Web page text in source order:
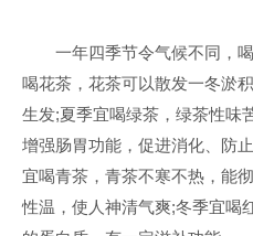
一年四季节令气候不同，喝
喝花茶，花茶可以散发一冬淤
生发;夏季宜喝绿茶，绿茶性味
增强肠胃功能，促进消化、防
宜喝青茶，青茶不寒不热，能
性温，使人神清气爽;冬季宜喝